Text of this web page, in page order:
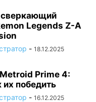
сверкающий
Legends Z-A
- 18.12.2025
Prime 4:
их победить
- 16.12.2025